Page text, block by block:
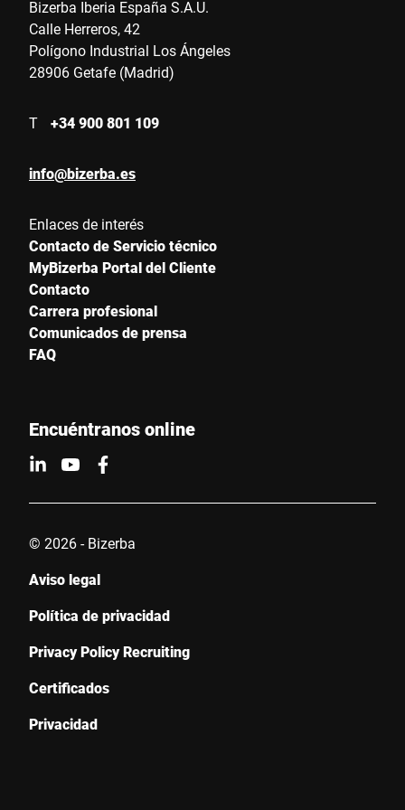
Bizerba Iberia España S.A.U.
Calle Herreros, 42
Polígono Industrial Los Ángeles
28906 Getafe (Madrid)
T +34 900 801 109
info@bizerba.es
Enlaces de interés
Contacto de Servicio técnico
MyBizerba Portal del Cliente
Contacto
Carrera profesional
Comunicados de prensa
FAQ
Encuéntranos online
© 2026 - Bizerba
Aviso legal
Política de privacidad
Privacy Policy Recruiting
Certificados
Privacidad